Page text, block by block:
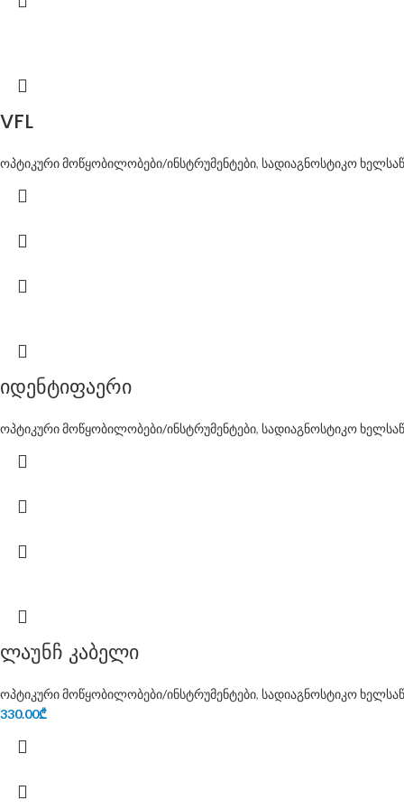
VFL
ოპტიკური მოწყობილობები/ინსტრუმენტები, სადიაგნოსტიკო
იდენტიფაერი
ოპტიკური მოწყობილობები/ინსტრუმენტები, სადიაგნოსტიკო
ლაუნჩ კაბელი
ოპტიკური მოწყობილობები/ინსტრუმენტები, სადიაგნოსტიკო
330.00₾